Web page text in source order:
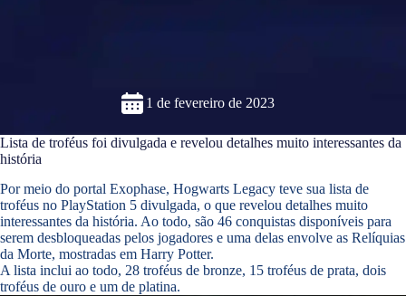
1 de fevereiro de 2023
Lista de troféus foi divulgada e revelou detalhes muito interessantes da
história
Por meio do portal Exophase, Hogwarts Legacy teve sua lista de
troféus no PlayStation 5 divulgada, o que revelou detalhes muito
interessantes da história. Ao todo, são 46 conquistas disponíveis para
serem desbloqueadas pelos jogadores e uma delas envolve as Relíquias
da Morte, mostradas em Harry Potter.
A lista inclui ao todo, 28 troféus de bronze, 15 troféus de prata, dois
troféus de ouro e um de platina.